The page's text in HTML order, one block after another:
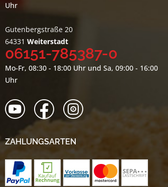
Uhr
Gutenbergstraße 20
64331 Weiterstadt
06151-785387-0
Mo-Fr, 08:30 - 18:00 Uhr und Sa, 09:00 - 16:00
Uhr
ZAHLUNGSARTEN